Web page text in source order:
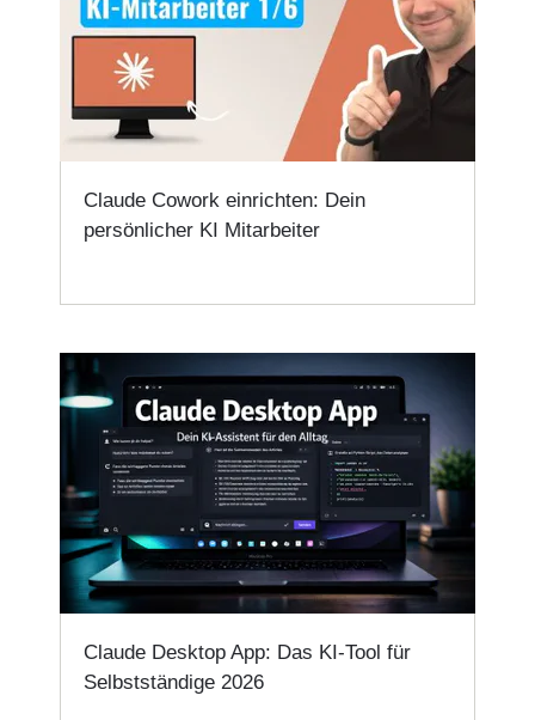
Claude Cowork einrichten: Dein
persönlicher KI Mitarbeiter
Claude Desktop App: Das KI-Tool für
Selbstständige 2026